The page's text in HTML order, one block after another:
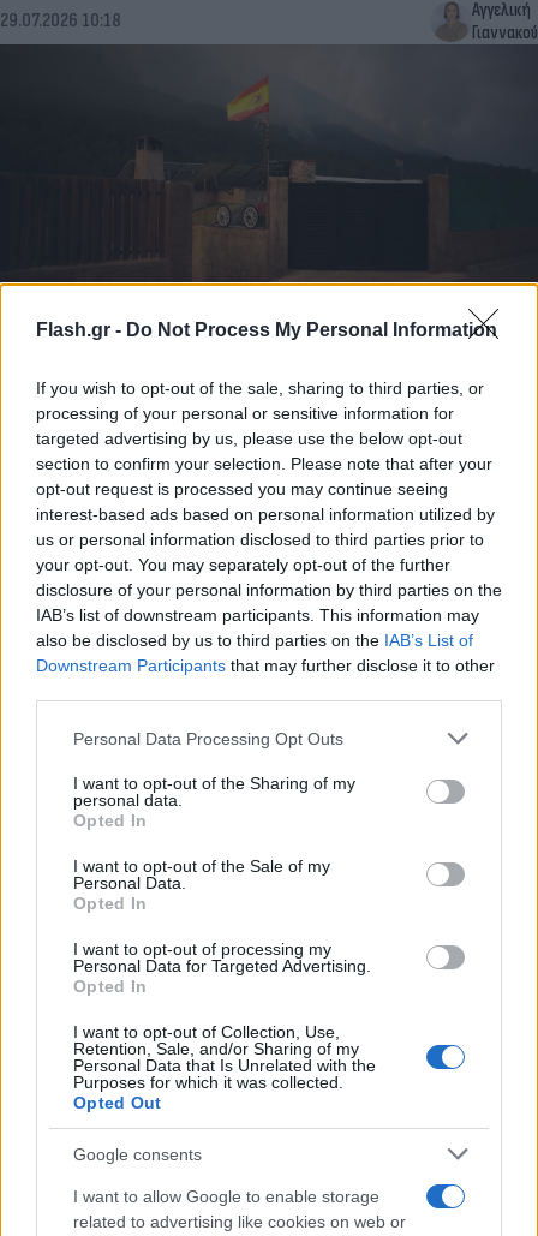
Flash.gr - Do Not Process My Personal Information
If you wish to opt-out of the sale, sharing to third parties, or
processing of your personal or sensitive information for
targeted advertising by us, please use the below opt-out
section to confirm your selection. Please note that after your
opt-out request is processed you may continue seeing
interest-based ads based on personal information utilized by
us or personal information disclosed to third parties prior to
your opt-out. You may separately opt-out of the further
disclosure of your personal information by third parties on the
IAB’s list of downstream participants. This information may
also be disclosed by us to third parties on the IAB’s List of
Downstream Participants that may further disclose it to other
Please note that this website/app uses one or more Google
not limited to your visit or usage behaviour. You may click to
grant or deny consent to Google and its third-party tags to
use your data for below specified purposes in below Google
consent section.
Personal Data Processing Opt Outs
I want to opt-out of the Sharing of my
personal data.
Opted In
I want to opt-out of the Sale of my
Personal Data.
Opted In
I want to opt-out of processing my
Personal Data for Targeted Advertising.
Opted In
I want to opt-out of Collection, Use,
Retention, Sale, and/or Sharing of my
Personal Data that Is Unrelated with the
Purposes for which it was collected.
Opted Out
Google consents
I want to allow Google to enable storage
related to advertising like cookies on web or
29.07.2026 10:18
Αγγελική
Γιαννακού
ακραίοι καύσωνες και ένα σπάνιο φαινόμενο
Οι ακραίοι καύσωνες που πλήττουν τη δυτική Ευρώπη είναι η
κυριότερη αιτία στην ανάπτυξη των τεράστιων πυρκαγιών και
στις δύο χώρες.
29.07.2026 08:30
Δημήτρης
Παπαϊωάννου
Φωτιά στη Γαλλία: Νέες εκκενώσεις στο Μπορντό
- Αγώνας να ελεγχθεί η μεγα-πυρκαγιά πριν τον
καύσωνα
Χιλιάδες ακόμα άνθρωποι εγκαταλείπουν τα σπίτια τους, ενώ
οι Αρχές δίνουν μάχη με τον χρόνο για να προλάβουν τις
υψηλές θερμοκρασίες.
28.07.2026 16:45